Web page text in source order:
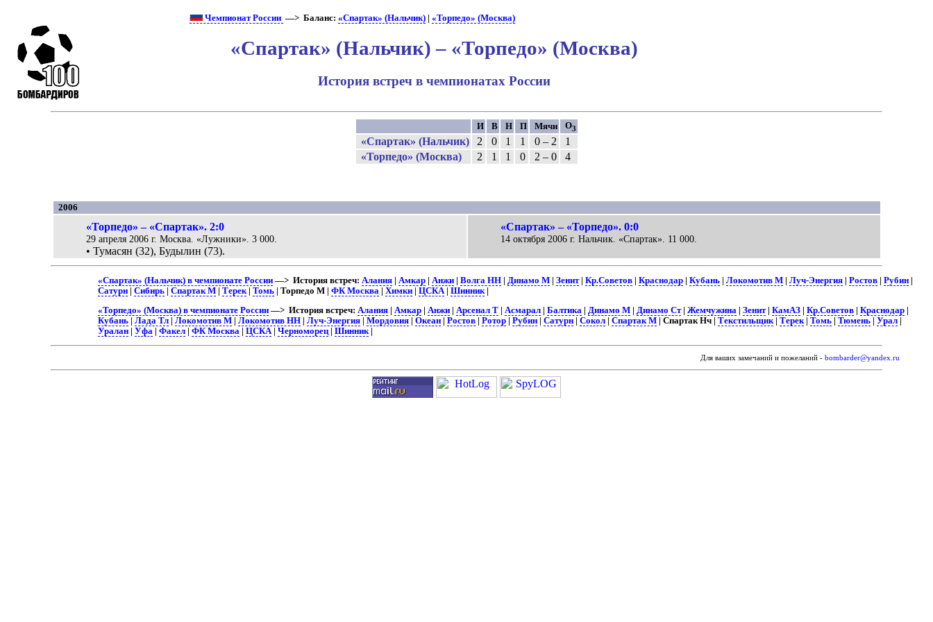
Чемпионат России —> Баланс: «Спартак» (Нальчик)| «Торпедо» (Москва)
«Спартак» (Нальчик) – «Торпедо» (Москва)
История встреч в чемпионатах России
И В Н П Мячи О3
«Спартак» (Нальчик) 2 0 1 1 0 – 2
1
«Торпедо» (Москва)
2 1 1 0 2 – 0 4
2006
«Торпедо» – «Спартак». 2:0
29 апреля 2006 г. Москва. «Лужники». 3 000.
• Тумасян (32), Будылин (73).
«Спартак» – «Торпедо». 0:0
14 октября 2006 г. Нальчик. «Спартак». 11 000.
«Спартак» (Нальчик) в чемпионате России—> История встреч: Алания| Амкар| Анжи| Волга НН| Динамо М| Зенит| Кр.Советов| Краснодар| Кубань| Локомотив М| Луч-Энергия| Ростов| Рубин|
Сатурн| Сибирь| Спартак М| Терек| Томь| Торпедо М | ФК Москва | Химки| ЦСКА| Шинник|
«Торпедо» (Москва) в чемпионате России—> История встреч: Алания| Амкар| Анжи| Арсенал Т| Асмарал| Балтика | Динамо М| Динамо Ст| Жемчужина | Зенит| КамАЗ| Кр.Советов| Краснодар|
Кубань| Лада Тл| Локомотив М| Локомотив НН| Луч-Энергия| Мордовия| Океан| Ростов| Ротор| Рубин| Сатурн| Сокол| Спартак М| Спартак Нч | Текстильщик| Терек| Томь| Тюмень| Урал|
Уралан| Уфа | Факел| ФК Москва | ЦСКА| Черноморец| Шинник|
Для ваших замечаний и пожеланий - bombarder@yandex.ru